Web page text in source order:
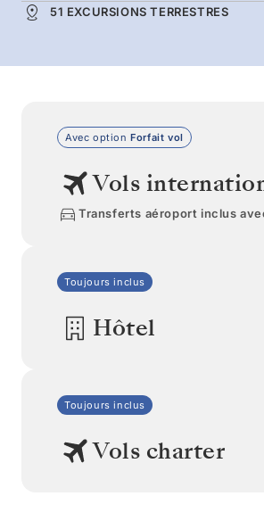
51 EXCURSIONS TERRESTRES
Avec option Forfait vol
Vols
Transferts aéroport inclus
Toujours inclus
Hôtel
Toujours inclus
Vols charter